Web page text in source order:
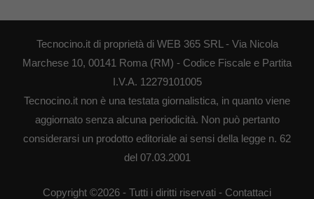
Tecnocino.it di proprietà di WEB 365 SRL - Via Nicola
Marchese 10, 00141 Roma (RM) - Codice Fiscale e Partita
I.V.A. 12279101005
Tecnocino.it non è una testata giornalistica, in quanto viene
aggiornato senza alcuna periodicità. Non può pertanto
considerarsi un prodotto editoriale ai sensi della legge n. 62
del 07.03.2001
Copyright ©2026 - Tutti i diritti riservati - Contattaci